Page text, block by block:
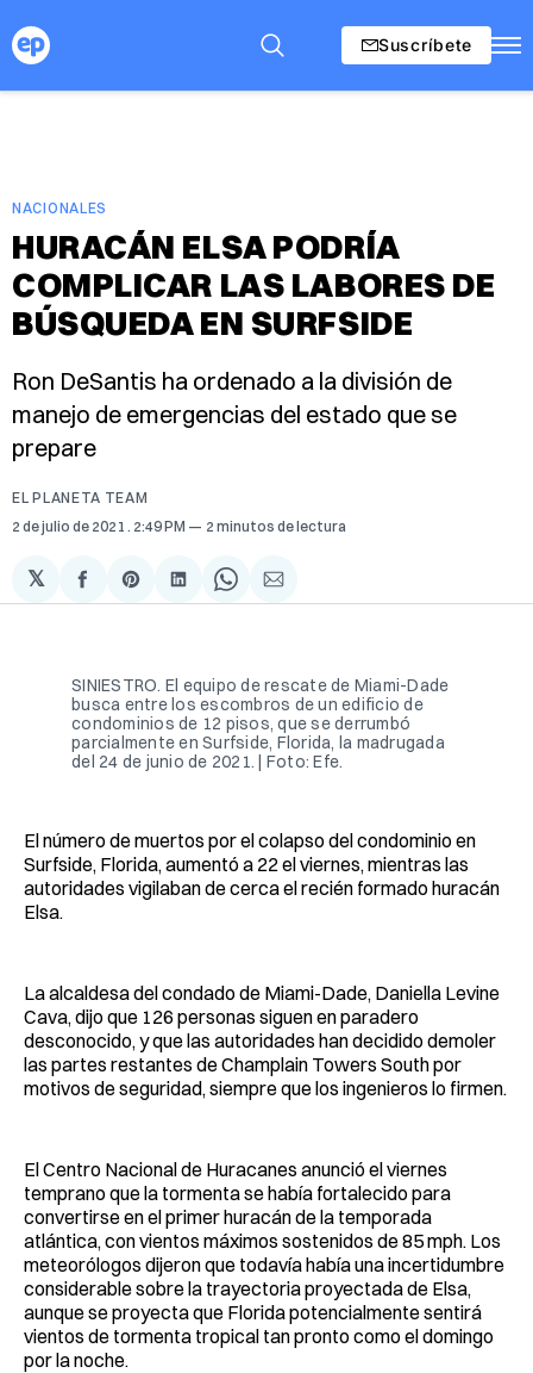
Suscríbete
NACIONALES
HURACÁN ELSA PODRÍA
COMPLICAR LAS LABORES DE
BÚSQUEDA EN SURFSIDE
Ron DeSantis ha ordenado a la división de
manejo de emergencias del estado que se
prepare
EL PLANETA TEAM
2 de julio de 2021 . 2:49 PM 2 minutos de lectura
𝕏
Compartir
en
Share
on
Compartir
en
Share
on
Compartir
via
SINIESTRO. El equipo de rescate de Miami-Dade
busca entre los escombros de un edificio de
condominios de 12 pisos, que se derrumbó
parcialmente en Surfside, Florida, la madrugada
del 24 de junio de 2021. | Foto: Efe.
El número de muertos por el colapso del condominio en
Surfside, Florida, aumentó a 22 el viernes, mientras las
autoridades vigilaban de cerca el recién formado huracán
Elsa.
La alcaldesa del condado de Miami-Dade, Daniella Levine
Cava, dijo que 126 personas siguen en paradero
desconocido, y que las autoridades han decidido demoler
las partes restantes de Champlain Towers South por
motivos de seguridad, siempre que los ingenieros lo firmen.
El Centro Nacional de Huracanes anunció el viernes
temprano que la tormenta se había fortalecido para
convertirse en el primer huracán de la temporada
atlántica, con vientos máximos sostenidos de 85 mph. Los
meteorólogos dijeron que todavía había una incertidumbre
considerable sobre la trayectoria proyectada de Elsa,
aunque se proyecta que Florida potencialmente sentirá
vientos de tormenta tropical tan pronto como el domingo
por la noche.